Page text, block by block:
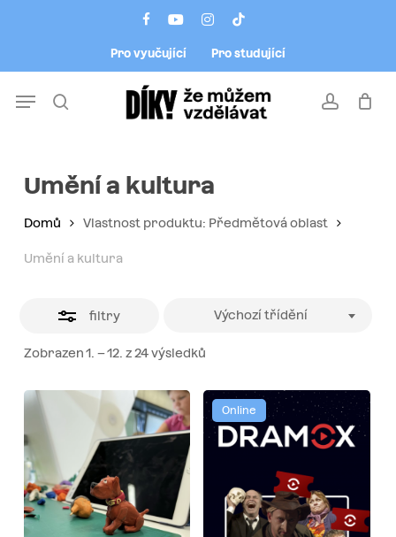
facebookyoutubeinstagram
tiktok
Pro vyučující Pro studující
account
Menu
Umění a kultura
Domů Vlastnost produktu: Předmětová oblast
Umění a kultura
filtry
Zobrazen 1. – 12. z 24 výsledků
Výchozí třídění
Online